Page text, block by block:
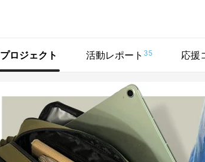
プロジェクト 活動レポート 35 応援